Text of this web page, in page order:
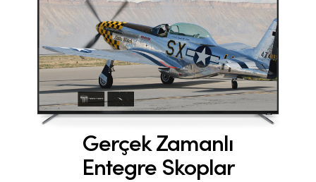
Gerçek Zamanlı
Entegre Skoplar